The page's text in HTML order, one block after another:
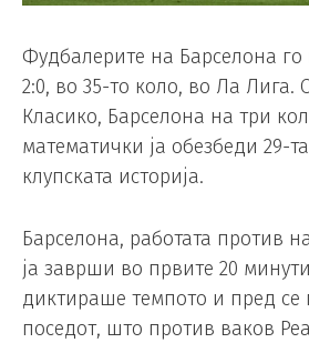
Фудбалерите на Барселона го
2:0, во 35-то коло, во Ла Лига.
Класико, Барселона на три
математички ја обезбеди 29-
клупската историја.
Барселона, работата против
ја заврши во првите 20
диктираше темпото и пред се
поседот, што против ваков